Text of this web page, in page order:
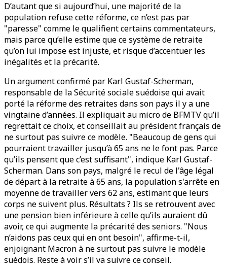
D’autant que si aujourd’hui, une majorité de la
population refuse cette réforme, ce n’est pas par
"paresse" comme le qualifient certains commentateurs,
mais parce qu’elle estime que ce système de retraite
qu’on lui impose est injuste, et risque d’accentuer les
inégalités et la précarité.
Un argument confirmé par Karl Gustaf-Scherman,
responsable de la Sécurité sociale suédoise qui avait
porté la réforme des retraites dans son pays il y a une
vingtaine d’années. Il expliquait au micro de BFMTV qu’il
regrettait ce choix, et conseillait au président français de
ne surtout pas suivre ce modèle. "Beaucoup de gens qui
pourraient travailler jusqu’à 65 ans ne le font pas. Parce
qu’ils pensent que c’est suffisant", indique Karl Gustaf-
Scherman. Dans son pays, malgré le recul de l'âge légal
de départ à la retraite à 65 ans, la population s'arrête en
moyenne de travailler vers 62 ans, estimant que leurs
corps ne suivent plus. Résultats ? Ils se retrouvent avec
une pension bien inférieure à celle qu’ils auraient dû
avoir, ce qui augmente la précarité des seniors. "Nous
n’aidons pas ceux qui en ont besoin", affirme-t-il,
enjoignant Macron à ne surtout pas suivre le modèle
suédois. Reste à voir s’il va suivre ce conseil.